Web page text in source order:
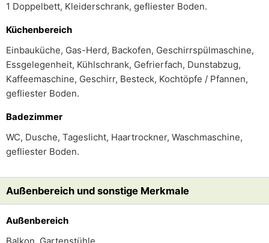
1 Doppelbett, Kleiderschrank, gefliester Boden.
Küchenbereich
Einbauküche, Gas-Herd, Backofen, Geschirrspülmaschine,
Essgelegenheit, Kühlschrank, Gefrierfach, Dunstabzug,
Kaffeemaschine, Geschirr, Besteck, Kochtöpfe / Pfannen,
gefliester Boden.
Badezimmer
WC, Dusche, Tageslicht, Haartrockner, Waschmaschine,
gefliester Boden.
Außenbereich und sonstige Merkmale
Außenbereich